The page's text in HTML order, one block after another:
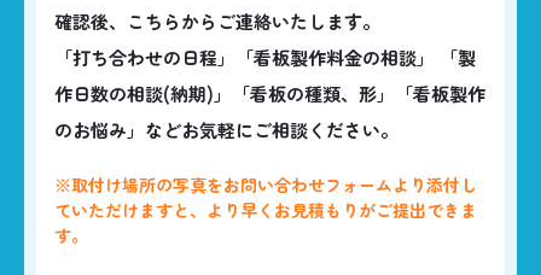
ABOUT US
042-535-5707
確認後、こちらからご連絡いたします。
「打ち合わせの日程」「看板製作料金の相談」 「製
作日数の相談(納期)」
「看板の種類、形」「看板製作
のお悩み」などお気軽にご相談ください。
※取付け場所の写真をお問い合わせフォームより添付し
ていただけますと、より早くお見積もりがご提出できま
す。